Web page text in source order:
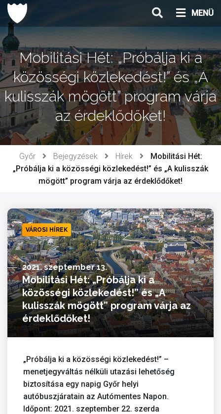
Ugrás
tartalomhoz
MENÜ
Mobilitási Hét: „Próbálja ki a
közösségi közlekedést!” és „A
kulisszák mögött” program várja
az érdeklődőket!
Győr Bejegyzések Hírek
Mobilitási Hét:
„Próbálja ki a közösségi közlekedést!” és „A kulisszák
mögött” program várja az érdeklődőket!
VÁROSI HÍREK
2021. szeptember 13.
Mobilitási Hét: „Próbálja ki a
közösségi közlekedést!” és „A
kulisszák mögött” program várja az
érdeklődőket!
„Próbálja ki a közösségi közlekedést!” –
menetjegyváltás nélküli utazási lehetőség
biztosítása egy napig Győr helyi
autóbuszjáratain az Autómentes Napon.
Időpont: 2021. szeptember 22. szerda